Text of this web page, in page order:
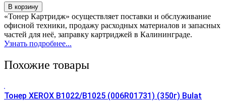
Количество
товара
Тонер
Konica
Minolta
TN-
214/213/314
БУЛАТ
(банка
В корзину
«Тонер Картридж» осуществляет поставки и обслуживание
офисной техники, продажу расходных материалов и запасных
частей для неё, заправку картриджей в Калининграде.
Узнать подробнее...
Похожие товары
Тонер XEROX B1022/B1025 (006R01731) (350г) Bulat